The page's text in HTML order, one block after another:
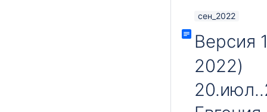
сен_2022
Версия
2022)